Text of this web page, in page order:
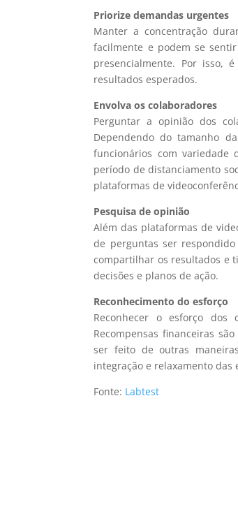
Priorize demandas urgentes
Manter a concentração
facilmente e podem se
presencialmente. Por isso,
resultados esperados.
Envolva os colaboradores
Perguntar a opinião dos
Dependendo do tamanho
funcionários com variedade
período de distanciamento
plataformas de
Pesquisa de opinião
Além das plataformas de
de perguntas ser
compartilhar os resultados e
decisões e planos de ação.
Reconhecimento do esforço
Reconhecer o esforço
Recompensas financeiras
ser feito de outras
integração e relaxamento das
Fonte: Labtest